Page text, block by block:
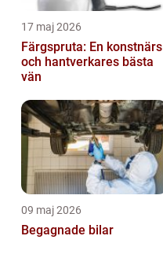
17 maj 2026
Färgspruta: En konstnärs
och hantverkares bästa
vän
09 maj 2026
Begagnade bilar